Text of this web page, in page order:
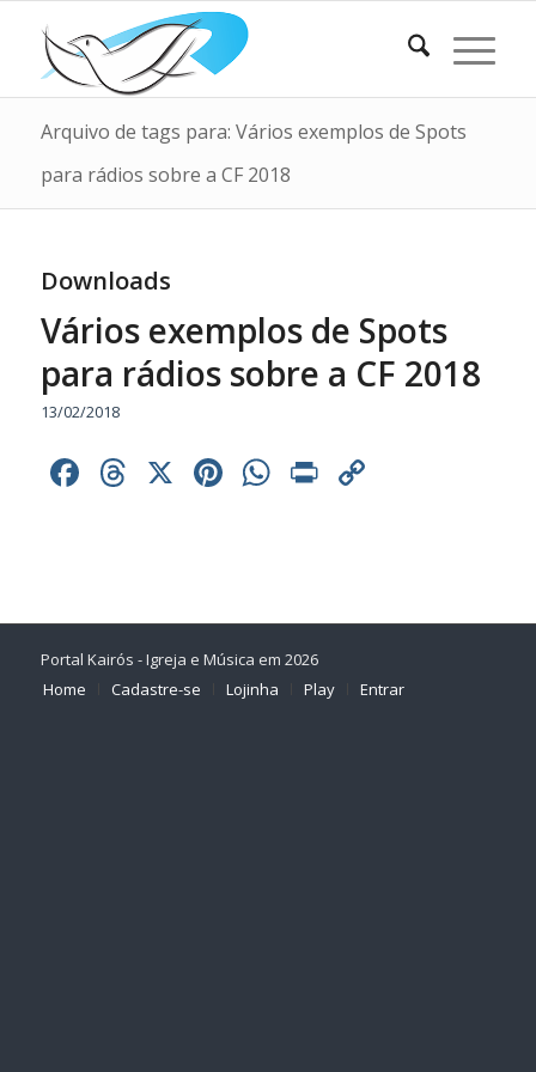
Arquivo de tags para: Vários exemplos de Spots
para rádios sobre a CF 2018
Downloads
Vários exemplos de Spots
para rádios sobre a CF 2018
13/02/2018
Facebook
Threads
X Pinterest
WhatsApp
Print
Portal Kairós - Igreja e Música em 2026
Home
Cadastre-se Lojinha Play Entrar